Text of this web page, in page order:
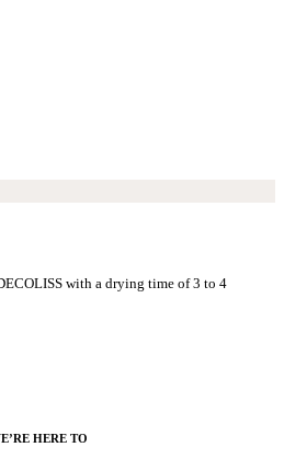
with a drying time of 3 to 4
HERE TO